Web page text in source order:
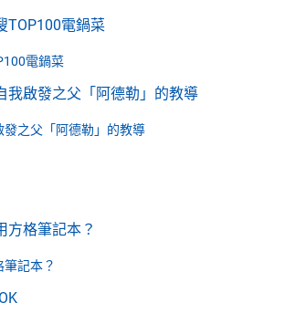
電鍋菜
之父「阿德勒」的教導
記本？